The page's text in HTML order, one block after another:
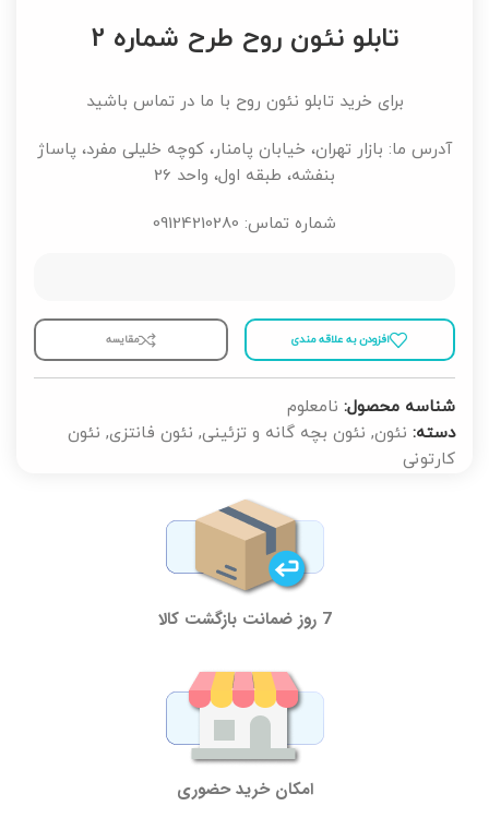
تابلو نئون روح طرح شماره 2
برای خرید تابلو نئون روح با ما در تماس باشید
آدرس ما: بازار تهران، خیابان پامنار، کوچه خلیلی مفرد، پاساژ
بنفشه، طبقه اول، واحد 26
شماره تماس: 09124210280
افزودن به علاقه مندی مقايسه
شناسه محصول: نامعلوم
دسته: نئون, نئون بچه گانه و تزئینی, نئون فانتزی, نئون
کارتونی
7 روز ضمانت بازگشت کالا
امکان خرید حضوری